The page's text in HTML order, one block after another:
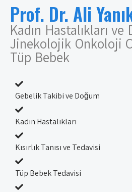
Prof. Dr. Ali
Kadın Hastalıkları ve
Jinekolojik Onkoloji
Tüp Bebek
Gebelik Takibi ve Doğum
Kadın Hastalıkları
Kısırlık Tanısı ve Tedavisi
Tüp Bebek Tedavisi